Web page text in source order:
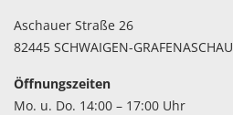
Aschauer Straße 26
82445 SCHWAIGEN-GRAFENASCHAU
Öffnungszeiten
Mo. u. Do. 14:00 – 17:00 Uhr